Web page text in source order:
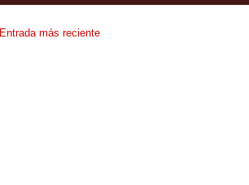
Entrada más reciente